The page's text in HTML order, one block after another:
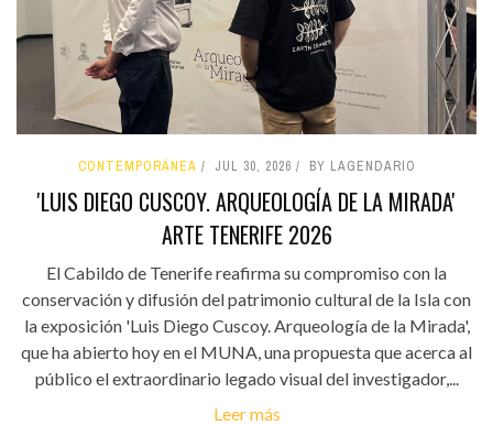
CONTEMPORÁNEA JUL 30, 2026 BY LAGENDARIO
'LUIS DIEGO CUSCOY. ARQUEOLOGÍA DE LA MIRADA'
ARTE TENERIFE 2026
El Cabildo de Tenerife reafirma su compromiso con la
conservación y difusión del patrimonio cultural de la Isla con
la exposición 'Luis Diego Cuscoy. Arqueología de la Mirada',
que ha abierto hoy en el MUNA, una propuesta que acerca al
público el extraordinario legado visual del investigador,...
Leer más